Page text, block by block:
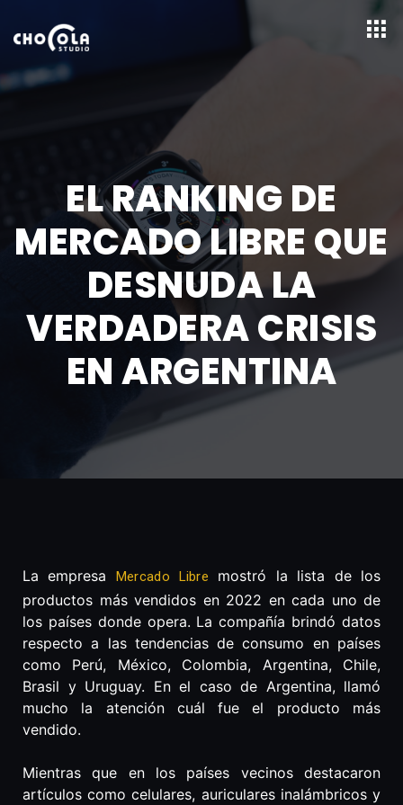
EL RANKING DE
MERCADO LIBRE QUE
DESNUDA LA
VERDADERA CRISIS
EN ARGENTINA
La empresa Mercado Libre
mostró la lista de los
productos más vendidos en 2022 en cada uno de
los países donde opera. La compañía brindó datos
respecto a las tendencias de consumo en países
como Perú, México, Colombia, Argentina, Chile,
Brasil y Uruguay. En el caso de Argentina, llamó
mucho la atención cuál fue el producto más
vendido.
Mientras que en los países vecinos destacaron
artículos como celulares, auriculares inalámbricos y